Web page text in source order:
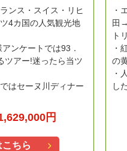
ンス・スイス・リヒ
4カ国の人気観光地
ンケートでは93．
ツアー!迷ったら当ツ
はセーヌ川ディナー
円
ちら
田
ト
の
し